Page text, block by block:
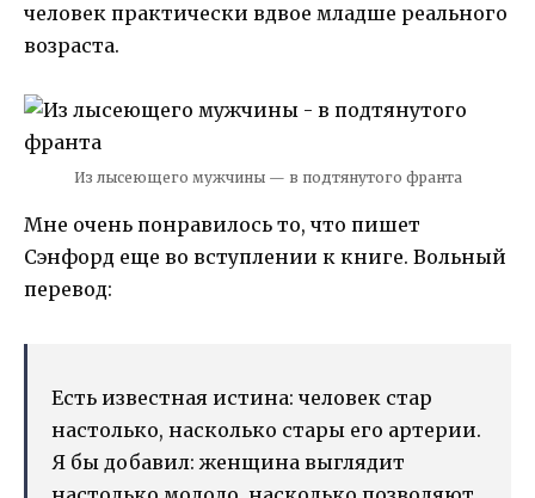
человек практически вдвое младше реального
возраста.
Из лысеющего мужчины — в подтянутого франта
Мне очень понравилось то, что пишет
Сэнфорд еще во вступлении к книге. Вольный
перевод:
Есть известная истина: человек стар
настолько, насколько стары его артерии.
Я бы добавил: женщина выглядит